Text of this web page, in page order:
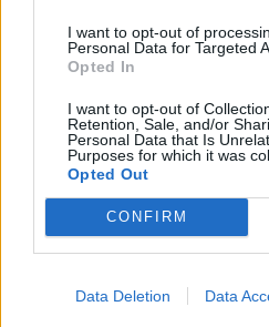
I want to opt-out of
Personal Data for Targeted
Opted In
I want to opt-out of
Retention, Sale, and/or
Personal Data that Is
Purposes for which it was
Opted Out
CONFIRM
Data Deletion Data
A világ
Nyár, nevetés,